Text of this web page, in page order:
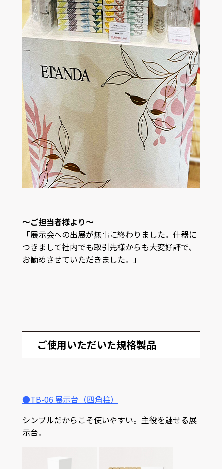
～ご担当者様より～
「展示会への出展が無事に終わりました。 什器に
つきまして社内でも取引先様からも大変好評で、
お勧めさせていただきました。 」
ご使用いただいた規格製品
●TB-06 展示台（四角柱）
シンプルだからこそ使いやすい。主役を魅せる展
示台。